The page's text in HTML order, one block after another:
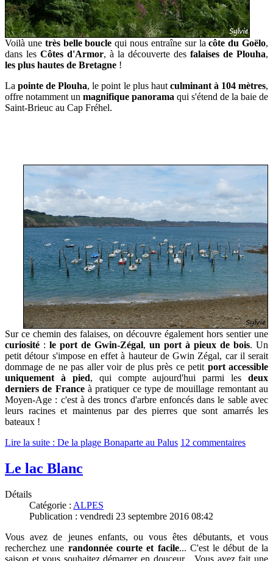
Voilà une très belle boucle qui nous entraîne sur lacôte du Goëlo,
dans les Côtes d'Armor, à la découverte des falaises de Plouha,
les plus hautes de Bretagne !
Lapointe de Plouha, le point le plus haut culminant à 104 mètres,
offre notamment un magnifique panorama qui s'étend de la baie de
Saint-Brieuc au Cap Fréhel.
Sur ce chemin des falaises, on découvre également hors sentier une
curiosité : le port de Gwin-Zégal, un port à pieux de bois. Un
petit détour s'impose en effet à hauteur de Gwin Zégal, car il serait
dommage de ne pas aller voir de plus près ce petit port accessible
uniquement à pied, qui compte aujourd'hui parmi les deux
derniers de Franceà pratiquer ce type de mouillage remontant au
Moyen-Age : c'est à des troncs d'arbre enfoncés dans le sable avec
leurs racines et maintenus par des pierres que sont amarrés les
bateaux !
Lire la suite : De la plage Bonaparte au Palus 12 commentaires
Le lac Blanc
Détails
Catégorie : ALPES
Publication : vendredi 23 septembre 2016 08:42
Vous avez de jeunes enfants, ou vous êtes débutants, et vous
recherchez une randonnée courte et facile... C'est le début de la
saison et vous souhaitez démarrer en douceur... Vous avez fait une